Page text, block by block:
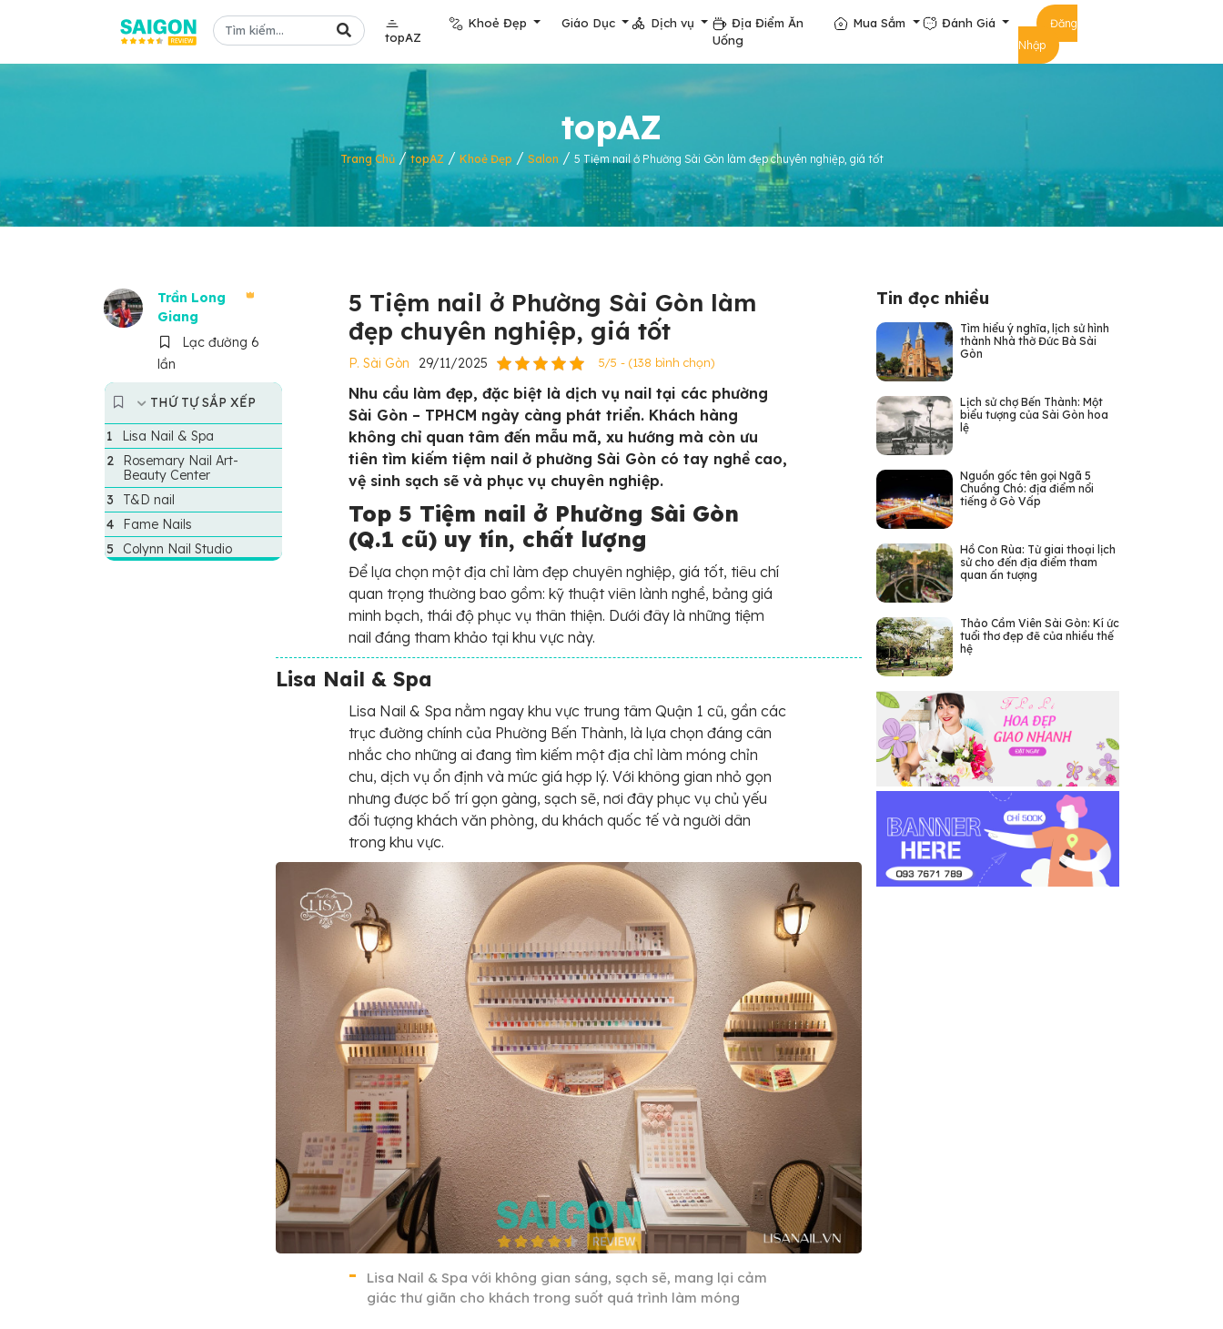
topAZ
Khoẻ Đẹp Giáo Dục Dịch vụ
Địa Điểm Ăn
Uống
Mua Sắm Đánh Giá
Đăng
Nhập
topAZ
Trang Chủ/topAZ / Khoẻ Đẹp / Salon / 5 Tiệm nail ở Phường Sài Gòn làm đẹp chuyên nghiệp, giá tốt
Trần Long
Giang
Lạc đường 6
lần
5 Tiệm nail ở Phường Sài Gòn làm
đẹp chuyên nghiệp, giá tốt
P. Sài Gòn 29/11/2025 5/5 - (138 bình chọn)
THỨ TỰ SẮP XẾP
Lisa Nail & Spa
Rosemary Nail Art-
Beauty Center
T&D nail
Fame Nails
Colynn Nail Studio
Nhu cầu làm đẹp, đặc biệt là dịch vụ nail tại các phường
Sài Gòn – TPHCM ngày càng phát triển. Khách hàng
không chỉ quan tâm đến mẫu mã, xu hướng mà còn ưu
tiên tìm kiếm tiệm nail ở phường Sài Gòn có tay nghề cao,
vệ sinh sạch sẽ và phục vụ chuyên nghiệp.
Top 5 Tiệm nail ở Phường Sài Gòn
(Q.1 cũ) uy tín, chất lượng
Để lựa chọn một địa chỉ làm đẹp chuyên nghiệp, giá tốt, tiêu chí
quan trọng thường bao gồm: kỹ thuật viên lành nghề, bảng giá
minh bạch, thái độ phục vụ thân thiện. Dưới đây là những tiệm
nail đáng tham khảo tại khu vực này.
Lisa Nail & Spa
Lisa Nail & Spa nằm ngay khu vực trung tâm Quận 1 cũ, gần các
trục đường chính của Phường Bến Thành, là lựa chọn đáng cân
nhắc cho những ai đang tìm kiếm một địa chỉ làm móng chỉn
chu, dịch vụ ổn định và mức giá hợp lý. Với không gian nhỏ gọn
nhưng được bố trí gọn gàng, sạch sẽ, nơi đây phục vụ chủ yếu
đối tượng khách văn phòng, du khách quốc tế và người dân
trong khu vực.
Lisa Nail & Spa với không gian sáng, sạch sẽ, mang lại cảm
giác thư giãn cho khách trong suốt quá trình làm móng
Tin đọc nhiều
Tìm hiểu ý nghĩa, lịch sử hình
thành Nhà thờ Đức Bà Sài
Gòn
Lịch sử chợ Bến Thành: Một
biểu tượng của Sài Gòn hoa
lệ
Nguồn gốc tên gọi Ngã 5
Chuồng Chó: địa điểm nổi
tiếng ở Gò Vấp
Hồ Con Rùa: Từ giai thoại lịch
sử cho đến địa điểm tham
quan ấn tượng
Thảo Cầm Viên Sài Gòn: Kí ức
tuổi thơ đẹp đẽ của nhiều thế
hệ